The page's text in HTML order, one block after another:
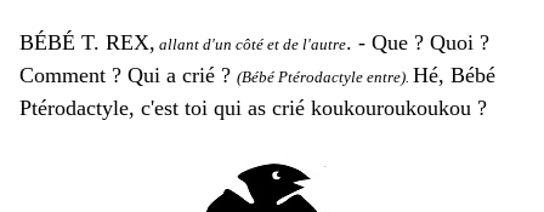
BÉBÉ T. REX, allant d'un côté et de l'autre. - Que ? Quoi ?
Comment ? Qui a crié ? (Bébé Ptérodactyle entre). Hé, Bébé
Ptérodactyle, c'est toi qui as crié koukouroukoukou ?